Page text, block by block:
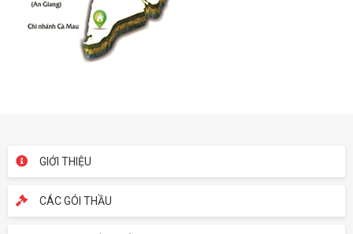
GIỚI THIỆU
CÁC GÓI THẦU